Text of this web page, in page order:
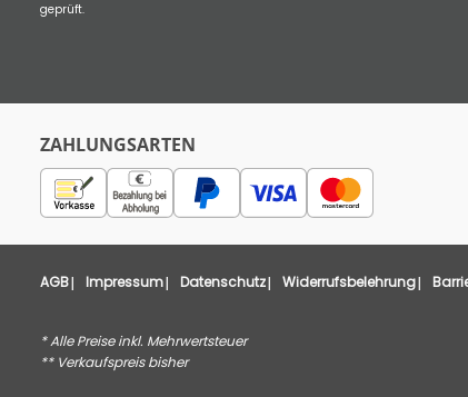
geprüft.
ZAHLUNGSARTEN
AGB Impressum Datenschutz Widerrufsbelehrung
* Alle Preise inkl. Mehrwertsteuer
** Verkaufspreis bisher